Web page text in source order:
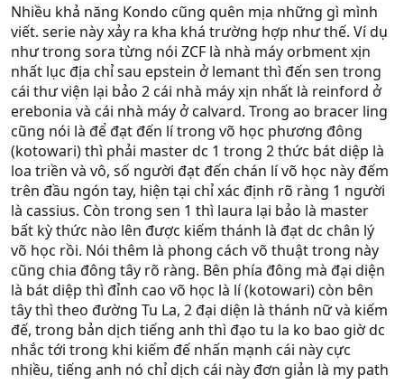
Nhiều khả năng Kondo cũng quên mịa những gì mình
viết. serie này xảy ra kha khá trường hợp như thế. Ví dụ
như trong sora từng nói ZCF là nhà máy orbment xịn
nhất lục địa chỉ sau epstein ở lemant thì đến sen trong
cái thư viện lại bảo 2 cái nhà máy xịn nhất là reinford ở
erebonia và cái nhà máy ở calvard. Trong ao bracer ling
cũng nói là để đạt đến lí trong võ học phương đông
(kotowari) thì phải master dc 1 trong 2 thức bát diệp là
loa triền và vô, số người đạt đến chán lí võ học này đếm
trên đầu ngón tay, hiện tại chỉ xác định rõ ràng 1 người
là cassius. Còn trong sen 1 thì laura lại bảo là master
bất kỳ thức nào lên được kiếm thánh là đạt dc chân lý
võ học rồi. Nói thêm là phong cách võ thuật trong này
cũng chia đông tây rõ ràng. Bên phía đông mà đại diện
là bát diệp thì đỉnh cao võ học là lí (kotowari) còn bên
tây thì theo đường Tu La, 2 đại diện là thánh nữ và kiếm
đế, trong bản dịch tiếng anh thì đạo tu la ko bao giờ dc
nhắc tới trong khi kiếm đế nhấn mạnh cái này cực
nhiều, tiếng anh nó chỉ dịch cái này đơn giản là my path